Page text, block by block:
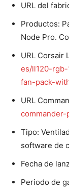
URL del
Productos:
Node Pro.
URL Corsair
es/ll120-
fan-pack-
URL
commander-
Tipo:
software de
Fecha de
Periodo de